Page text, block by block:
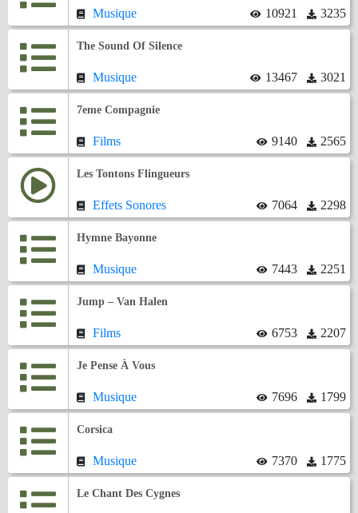
Musique 10921 3235
The Sound Of Silence
Musique 13467 3021
7eme Compagnie
Films 9140 2565
Les Tontons Flingueurs
Effets Sonores 7064 2298
Hymne Bayonne
Musique 7443 2251
Jump – Van Halen
Films 6753 2207
Je Pense À Vous
Musique 7696 1799
Corsica
Musique 7370 1775
Le Chant Des Cygnes